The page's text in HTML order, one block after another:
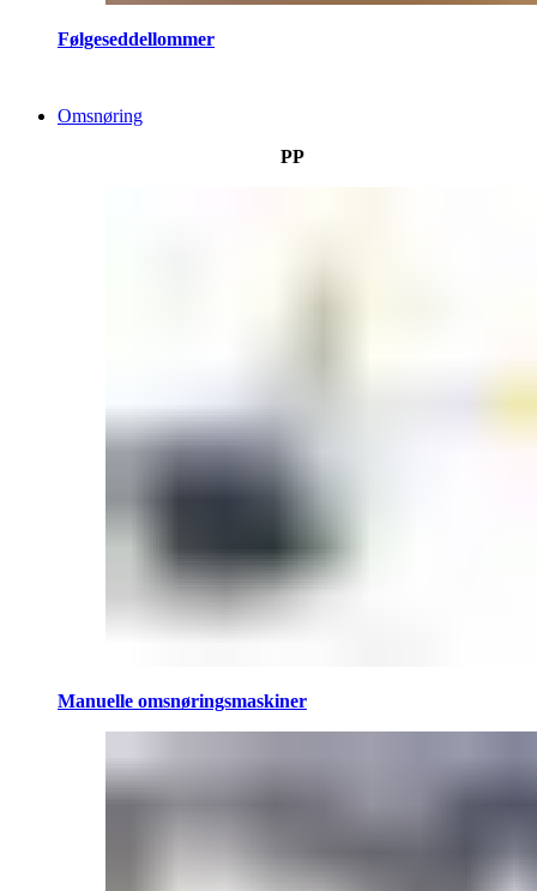
Følgeseddellommer
Omsnøring
PP
Manuelle omsnøringsmaskiner